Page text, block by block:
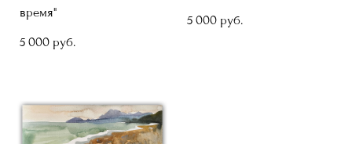
время"
5 000 pуб.
5 000 pуб.